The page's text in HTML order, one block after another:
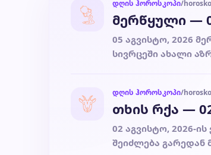
დღის ჰოროსკოპი/
მერწყული —
05 აგვისტო, 2026
სივრცეში ახალი
დღის ჰოროსკოპი/
თხის რქა —
02 აგვისტო, 2026-
შეიძლება გარედან